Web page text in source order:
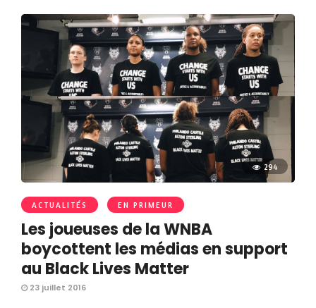
294
ACTUALITÉS EN PRIMEUR
Les joueuses de la WNBA
boycottent les médias en support
au Black Lives Matter
23 juillet 2016